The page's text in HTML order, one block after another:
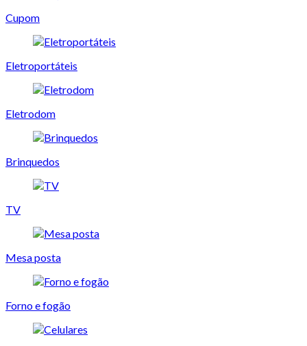
Cupom
Eletroportáteis
Eletrodom
Brinquedos
TV
Mesa posta
Forno e fogão